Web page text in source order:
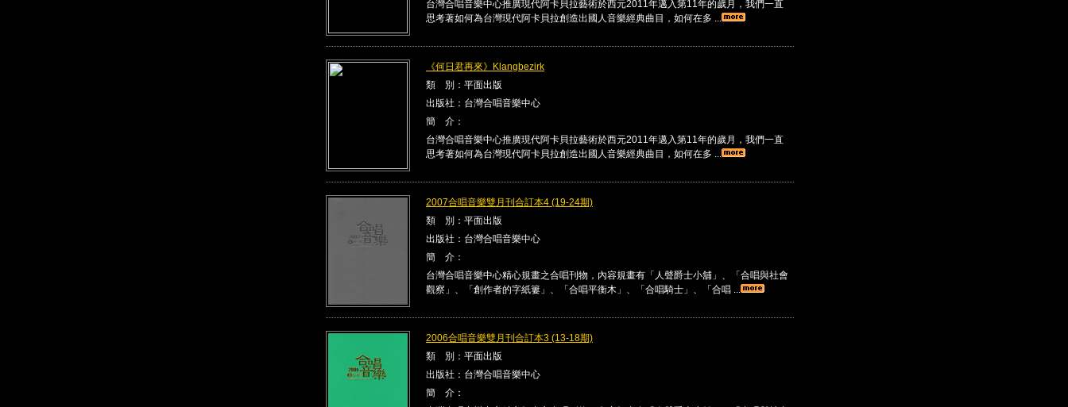
台灣合唱音樂中心推廣現代阿卡貝拉藝術於西元2011年邁入第11年的歲月，我們一直
思考著如何為台灣現代阿卡貝拉創造出國人音樂經典曲目，如何在多 ...
《何日君再來》Klangbezirk
類 別：平面出版
出版社：台灣合唱音樂中心
簡 介：
台灣合唱音樂中心推廣現代阿卡貝拉藝術於西元2011年邁入第11年的歲月，我們一直
思考著如何為台灣現代阿卡貝拉創造出國人音樂經典曲目，如何在多 ...
2007合唱音樂雙月刊合訂本4 (19-24期)
類 別：平面出版
出版社：台灣合唱音樂中心
簡 介：
台灣合唱音樂中心精心規畫之合唱刊物，內容規畫有「人聲爵士小舖」、「合唱與社會
觀察」、「創作者的字紙簍」、「合唱平衡木」、「合唱騎士」、「合唱 ...
2006合唱音樂雙月刊合訂本3 (13-18期)
類 別：平面出版
出版社：台灣合唱音樂中心
簡 介：